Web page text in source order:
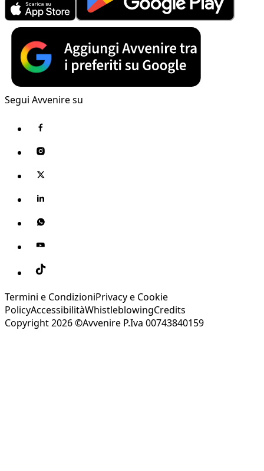
Segui Avvenire su
Termini e CondizioniPrivacy e Cookie
PolicyAccessibilitàWhistleblowingCredits
Copyright 2026 ©Avvenire P.Iva 00743840159